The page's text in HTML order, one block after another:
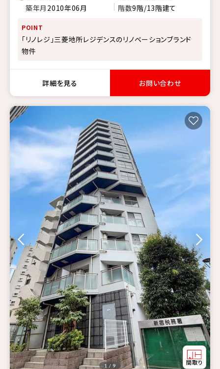
築年月 2010年06月 階数9階/13階建て
POINT
「リノレジ」三菱地所レジデンスのリノベーションブランド
物件
詳細を見る お問い合わせ
1 / 9